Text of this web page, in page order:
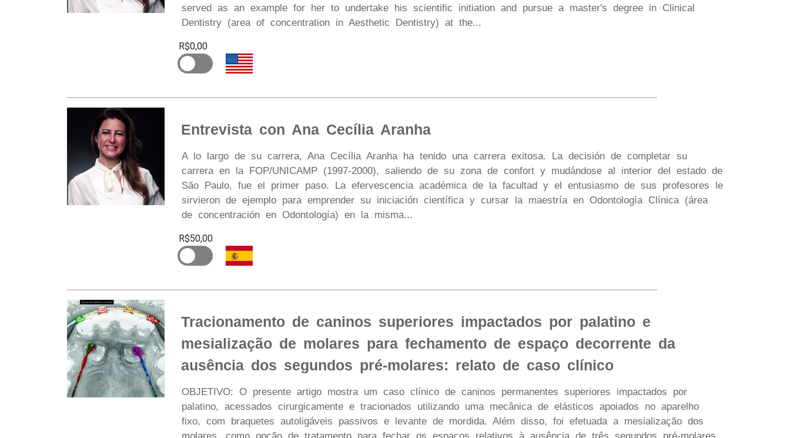
served as an example for her to undertake his scientific initiation and pursue a master's degree in Clinical
Dentistry (area of concentration in Aesthetic Dentistry) at the...
R$0,00
Entrevista con Ana Cecília Aranha
A lo largo de su carrera, Ana Cecília Aranha ha tenido una carrera exitosa. La decisión de completar su
carrera en la FOP/UNICAMP (1997-2000), saliendo de su zona de confort y mudándose al interior del estado de
São Paulo, fue el primer paso. La efervescencia académica de la facultad y el entusiasmo de sus profesores le
sirvieron de ejemplo para emprender su iniciación científica y cursar la maestría en Odontología Clínica (área
de concentración en Odontología) en la misma...
R$50,00
Tracionamento de caninos superiores impactados por palatino e
mesialização de molares para fechamento de espaço decorrente da
ausência dos segundos pré-molares: relato de caso clínico
OBJETIVO: O presente artigo mostra um caso clínico de caninos permanentes superiores impactados por
palatino, acessados cirurgicamente e tracionados utilizando uma mecânica de elásticos apoiados no aparelho
fixo, com braquetes autoligáveis passivos e levante de mordida. Além disso, foi efetuada a mesialização dos